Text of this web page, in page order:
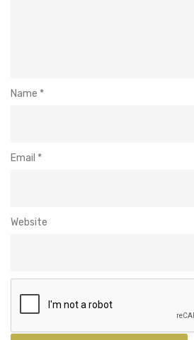
Name *
Email *
Website